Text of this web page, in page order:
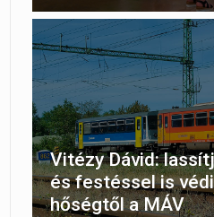
Vitézy Dávid:
és festéssel is
hőségtől a MÁV